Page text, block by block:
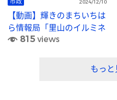
2024/12/10
【動画】輝きのまちいちは
ら情報局「里山のイルミネ
ーション」
815views
もっと